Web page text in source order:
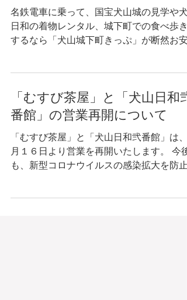
が再販決定！！犬山日和の浴衣
がお得にレンタルできますょ
名鉄電車に乗って、国宝犬山城の見学や犬
するなら「犬山城下町きっぷ」が断然お安
です💕✨＼(^o^)／ . 「犬山城下町きっぷ」
は下記の3つの特典が付いています✨ . ①犬
山までの名鉄電車の往復乗車券割引...
「むすび茶屋」と「犬山日和弐
番館」の営業再開について
「むすび茶屋」と「犬山日和弐番館」は、
も、新型コロナウイルスの感染拡大を防止